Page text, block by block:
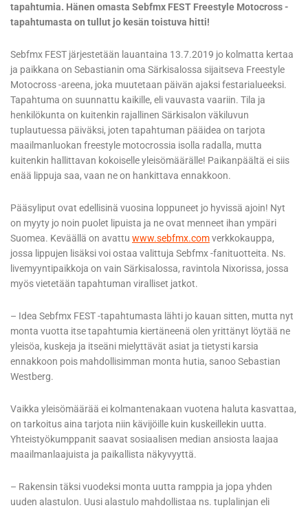
tapahtumia. Hänen omasta Sebfmx FEST Freestyle Motocross -
tapahtumasta on tullut jo kesän toistuva hitti!
Sebfmx FEST järjestetään lauantaina 13.7.2019 jo kolmatta kertaa
ja paikkana on Sebastianin oma Särkisalossa sijaitseva Freestyle
Motocross -areena, joka muutetaan päivän ajaksi festarialueeksi.
Tapahtuma on suunnattu kaikille, eli vauvasta vaariin. Tila ja
henkilökunta on kuitenkin rajallinen Särkisalon väkiluvun
tuplautuessa päiväksi, joten tapahtuman pääidea on tarjota
maailmanluokan freestyle motocrossia isolla radalla, mutta
kuitenkin hallittavan kokoiselle yleisömäärälle! Paikanpäältä ei siis
enää lippuja saa, vaan ne on hankittava ennakkoon.
Pääsyliput ovat edellisinä vuosina loppuneet jo hyvissä ajoin! Nyt
on myyty jo noin puolet lipuista ja ne ovat menneet ihan ympäri
Suomea. Keväällä on avattu www.sebfmx.comverkkokauppa,
jossa lippujen lisäksi voi ostaa valittuja Sebfmx -fanituotteita. Ns.
livemyyntipaikkoja on vain Särkisalossa, ravintola Nixorissa, jossa
myös vietetään tapahtuman viralliset jatkot.
– Idea Sebfmx FEST -tapahtumasta lähti jo kauan sitten, mutta nyt
monta vuotta itse tapahtumia kiertäneenä olen yrittänyt löytää ne
yleisöa, kuskeja ja itseäni mielyttävät asiat ja tietysti karsia
ennakkoon pois mahdollisimman monta hutia, sanoo Sebastian
Westberg.
Vaikka yleisömäärää ei kolmantenakaan vuotena haluta kasvattaa,
on tarkoitus aina tarjota niin kävijöille kuin kuskeillekin uutta.
Yhteistyökumppanit saavat sosiaalisen median ansiosta laajaa
maailmanlaajuista ja paikallista näkyvyyttä.
– Rakensin täksi vuodeksi monta uutta ramppia ja jopa yhden
uuden alastulon. Uusi alastulo mahdollistaa ns. tuplalinjan eli